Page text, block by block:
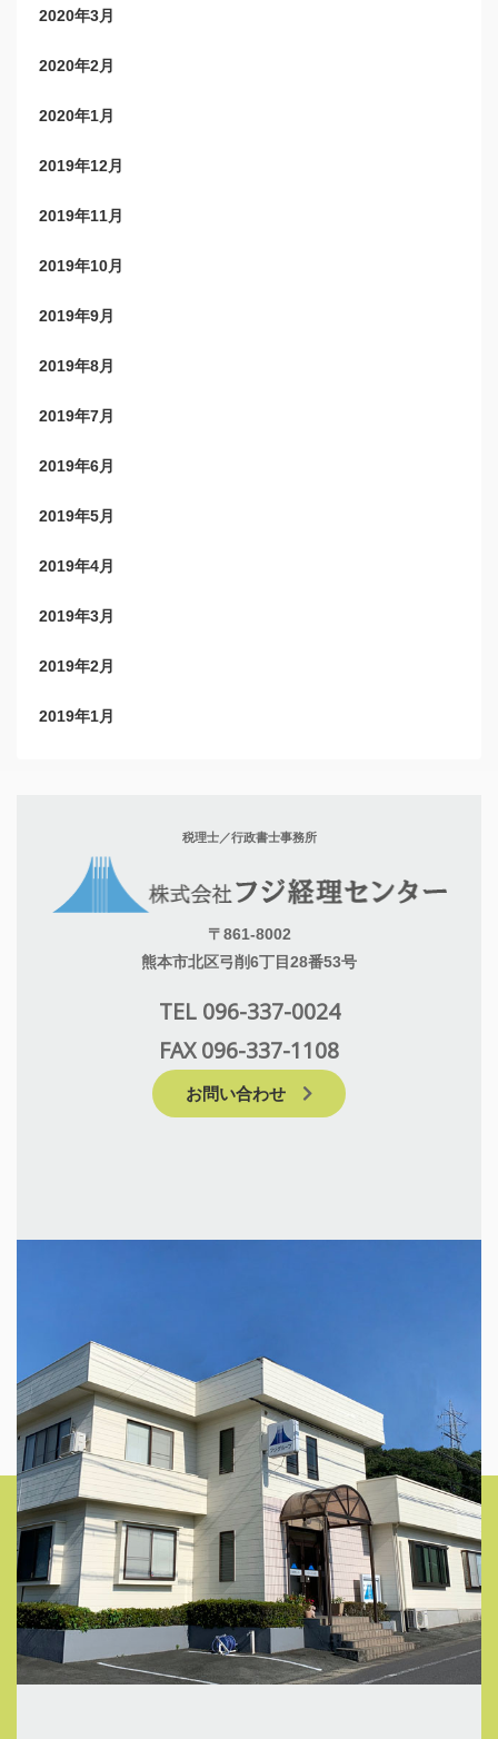
2020年3月
2020年2月
2020年1月
2019年12月
2019年11月
2019年10月
2019年9月
2019年8月
2019年7月
2019年6月
2019年5月
2019年4月
2019年3月
2019年2月
2019年1月
税理士／行政書士事務所
〒861-8002
熊本市北区弓削6丁目28番53号
TEL 096-337-0024
FAX 096-337-1108
お問い合わせ